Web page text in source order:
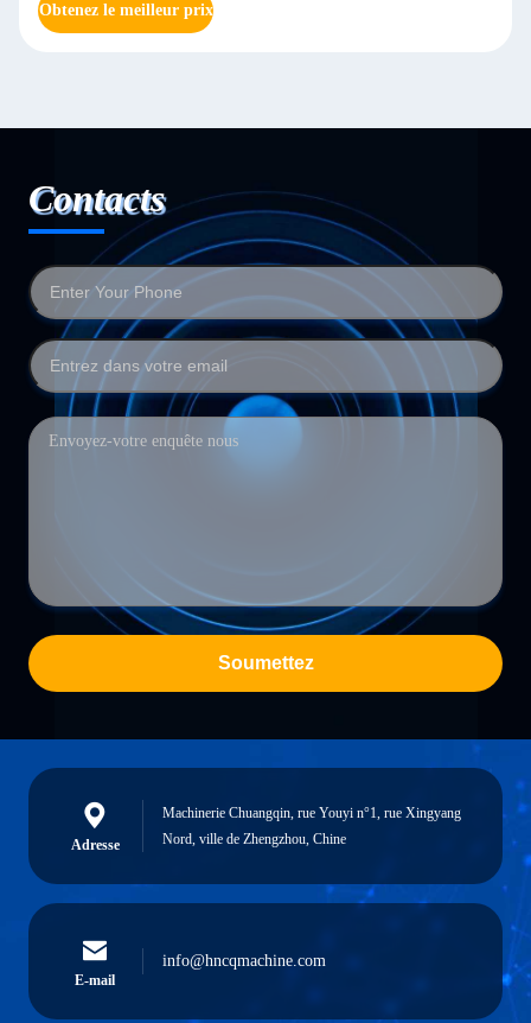
Obtenez le meilleur prix
Contacts
Soumettez
Adresse
Machinerie Chuangqin, rue Youyi n°1, rue Xingyang
Nord, ville de Zhengzhou, Chine
E-mail
info@hncqmachine.com